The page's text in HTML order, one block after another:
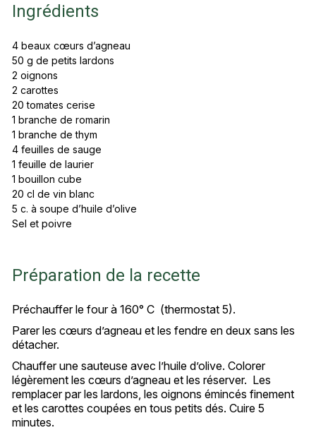
Ingrédients
4 beaux cœurs d’agneau
50 g de petits lardons
2 oignons
2 carottes
20 tomates cerise
1 branche de romarin
1 branche de thym
4 feuilles de sauge
1 feuille de laurier
1 bouillon cube
20 cl de vin blanc
5 c. à soupe d’huile d’olive
Sel et poivre
Préparation de la recette
Préchauffer le four à 160° C (thermostat 5).
Parer les cœurs d’agneau et les fendre en deux sans les
détacher.
Chauffer une sauteuse avec l’huile d’olive. Colorer
légèrement les cœurs d’agneau et les réserver. Les
remplacer par les lardons, les oignons émincés finement
et les carottes coupées en tous petits dés. Cuire 5
minutes.